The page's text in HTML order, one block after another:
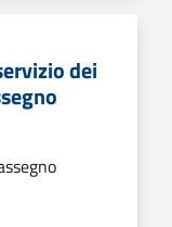
dei